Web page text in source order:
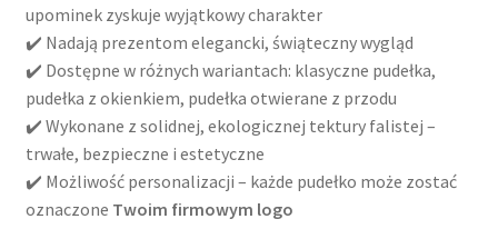
Latest Blog Posts Shortcode
My Account
My Account
O firmie
upominek zyskuje wyjątkowy charakter
✔️ Nadają prezentom elegancki, świąteczny wygląd
✔️ Dostępne w różnych wariantach: klasyczne pudełka,
pudełka z okienkiem, pudełka otwierane z przodu
✔️ Wykonane z solidnej, ekologicznej tektury falistej –
trwałe, bezpieczne i estetyczne
✔️ Możliwość personalizacji – każde pudełko może zostać
oznaczone Twoim firmowym logo